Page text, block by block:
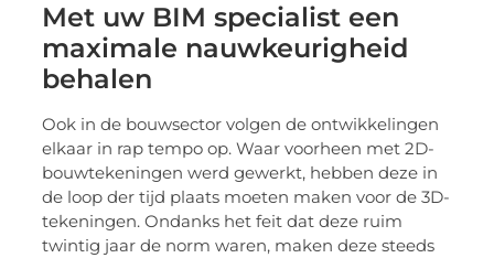
Met uw BIM specialist een
maximale nauwkeurigheid
behalen
Ook in de bouwsector volgen de ontwikkelingen
elkaar in rap tempo op. Waar voorheen met 2D-
bouwtekeningen werd gewerkt, hebben deze in
de loop der tijd plaats moeten maken voor de 3D-
tekeningen. Ondanks het feit dat deze ruim
twintig jaar de norm waren, maken deze steeds